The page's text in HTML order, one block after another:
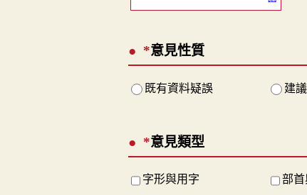
*意見性質
既有資料疑誤 建
*意見類型
字形與用字 部